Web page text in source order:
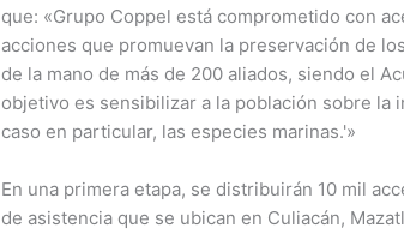
que: «Grupo Coppel está comprometido con
acciones que promuevan la preservación de
de la mano de más de 200 aliados, siendo el
objetivo es sensibilizar a la población sobre la
caso en particular, las especies marinas.'»
En una primera etapa, se distribuirán 10 mil
de asistencia que se ubican en Culiacán,